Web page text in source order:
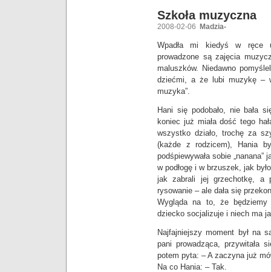
Szkoła muzyczna
2008-02-06 Madzia-
Wpadła mi kiedyś w
prowadzone są zajęcia
maluszków. Niedawno
dziećmi, a że lubi muzykę –
muzyka”.
Hani się podobało, nie bała
koniec już miała dość tego
wszystko działo, trochę za
(każde z rodzicem), Hania
podśpiewywała sobie „nanana”
w podłogę i w brzuszek, jak
jak zabrali jej grzechotkę, a
rysowanie – ale dała się
Wygląda na to, że
dziecko socjalizuje i niech ma
Najfajniejszy moment był na
pani prowadząca, przywitała
potem pyta: – A zaczyna już
Na co Hania: – Tak.